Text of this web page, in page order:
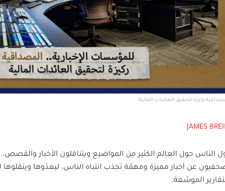
ركيزة-لتحقيق-العائدات-المالية
JAMES
الناس حول العالم الكثير من المواضيع ويتناقلون الأخبار
عن أخبار مميزة ومهمّة تجذب انتباه الناس، ليعدّوها
الموسّعة.